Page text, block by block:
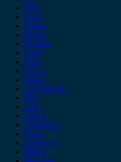
Ford
Geely
Gonow
Honda
Hyundai
Isuzu
iveco
Jaecoo
Jaguar
Jeep Chrysler
KIA
Lada
Lancia
Leapmotor
Lexus
Lynk & co
Mazda